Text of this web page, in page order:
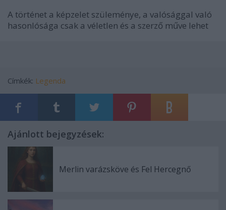
A történet a képzelet szüleménye, a valósággal való
hasonlósága csak a véletlen és a szerző műve lehet
Címkék: Legenda
Ajánlott bejegyzések:
Merlin varázsköve és Fel Hercegnő